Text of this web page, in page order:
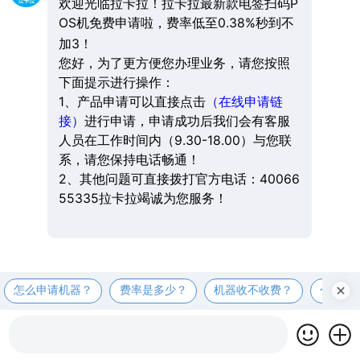
欢迎光临拉卡拉！拉卡拉最新款电签扫码P
OS机免费申请啦，费率低至0.38%秒到不
加3！
您好，为了更方便您办理业务，请您按照
下面提示进行操作：
1、产品申请可以直接点击（在线申请链
接） 进行申请，申请成功后我们会有客服
人员在工作时间内（9.30-18.00）与您联
系，请您保持电话畅通！
2、其他问题可直接拨打官方电话：40066
55335拉卡拉竭诚为您服务！
怎么申请机器？ 费率是多少？ 机器收不收费？ 个人可